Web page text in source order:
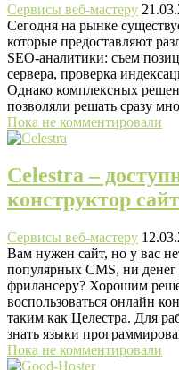
Сервисы веб-мастеру
Сегодня на рынке
которые предоставляют
SEO-аналитики: съем
сервера, проверка
Однако комплексных
позволяли решать сразу
Пока не комментировали
Celestra –
конструктор
Сервисы веб-мастеру
Вам нужен сайт, но у вас
популярных CMS, ни денег
фрилансеру? Хорошим
воспользоваться онлайн
таким как Целестра. Для
знать языки
Пока не комментировали